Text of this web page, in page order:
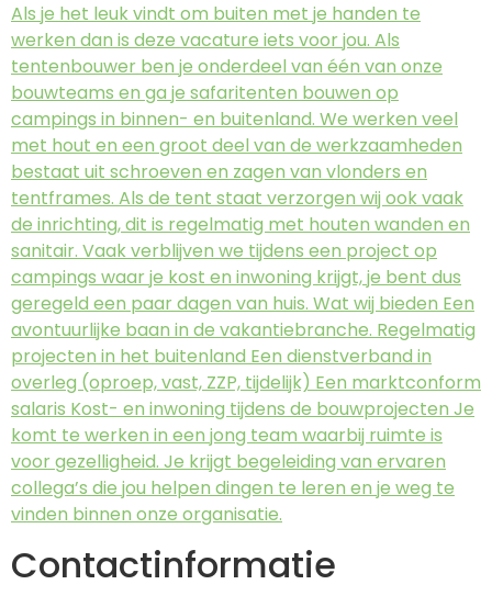
Als je het leuk vindt om buiten met je handen te
werken dan is deze vacature iets voor jou. Als
tentenbouwer ben je onderdeel van één van onze
bouwteams en ga je safaritenten bouwen op
campings in binnen- en buitenland. We werken veel
met hout en een groot deel van de werkzaamheden
bestaat uit schroeven en zagen van vlonders en
tentframes. Als de tent staat verzorgen wij ook vaak
de inrichting, dit is regelmatig met houten wanden en
sanitair. Vaak verblijven we tijdens een project op
campings waar je kost en inwoning krijgt, je bent dus
geregeld een paar dagen van huis. Wat wij bieden Een
avontuurlijke baan in de vakantiebranche. Regelmatig
projecten in het buitenland Een dienstverband in
overleg (oproep, vast, ZZP, tijdelijk) Een marktconform
salaris Kost- en inwoning tijdens de bouwprojecten Je
komt te werken in een jong team waarbij ruimte is
voor gezelligheid. Je krijgt begeleiding van ervaren
collega’s die jou helpen dingen te leren en je weg te
vinden binnen onze organisatie.
Contactinformatie